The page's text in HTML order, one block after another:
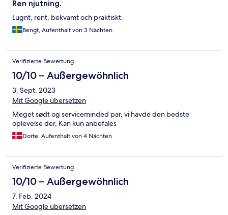
Ren njutning.
Lugnt, rent, bekvämt och praktiskt.
Bengt, Aufenthalt von 3 Nächten
Verifizierte Bewertung
10/10 – Außergewöhnlich
3. Sept. 2023
Mit Google übersetzen
Meget sødt og serviceminded par, vi havde den bedste
oplevelse der, Kan kun anbefales
Dorte, Aufenthalt von 4 Nächten
Verifizierte Bewertung
10/10 – Außergewöhnlich
7. Feb. 2024
Mit Google übersetzen